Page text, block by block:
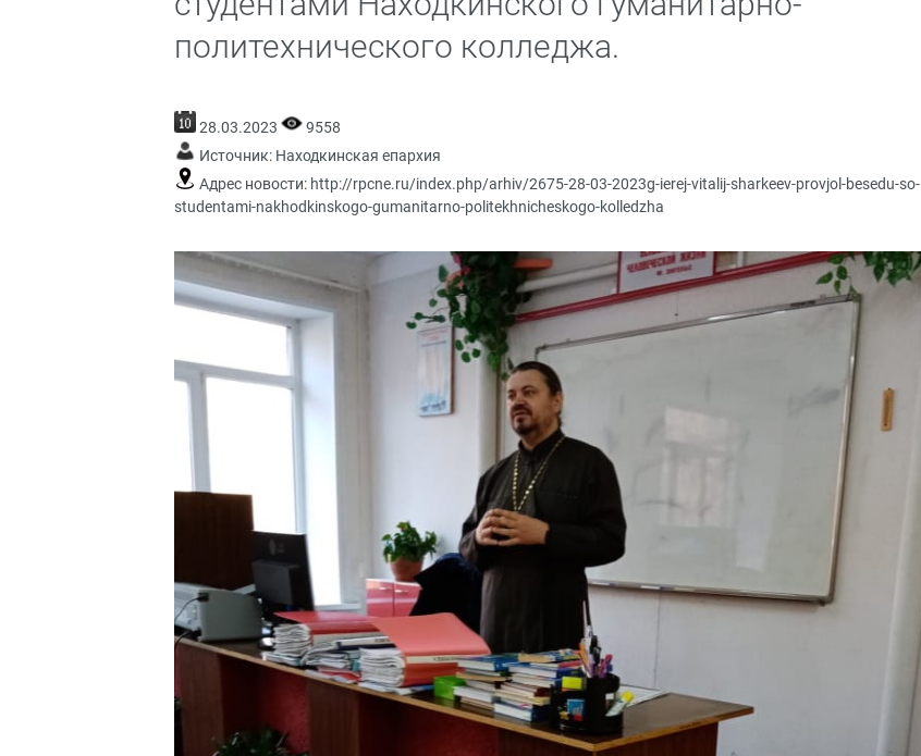
политехнического колледжа.
28.03.2023
9558
Источник: Находкинская епархия
Адрес новости: http://rpcne.ru/index.php/arhiv/2675-28-03-2023g-ierej-vitalij-sharkeev-provjol-besedu-so-
studentami-nakhodkinskogo-gumanitarno-politekhnicheskogo-kolledzha